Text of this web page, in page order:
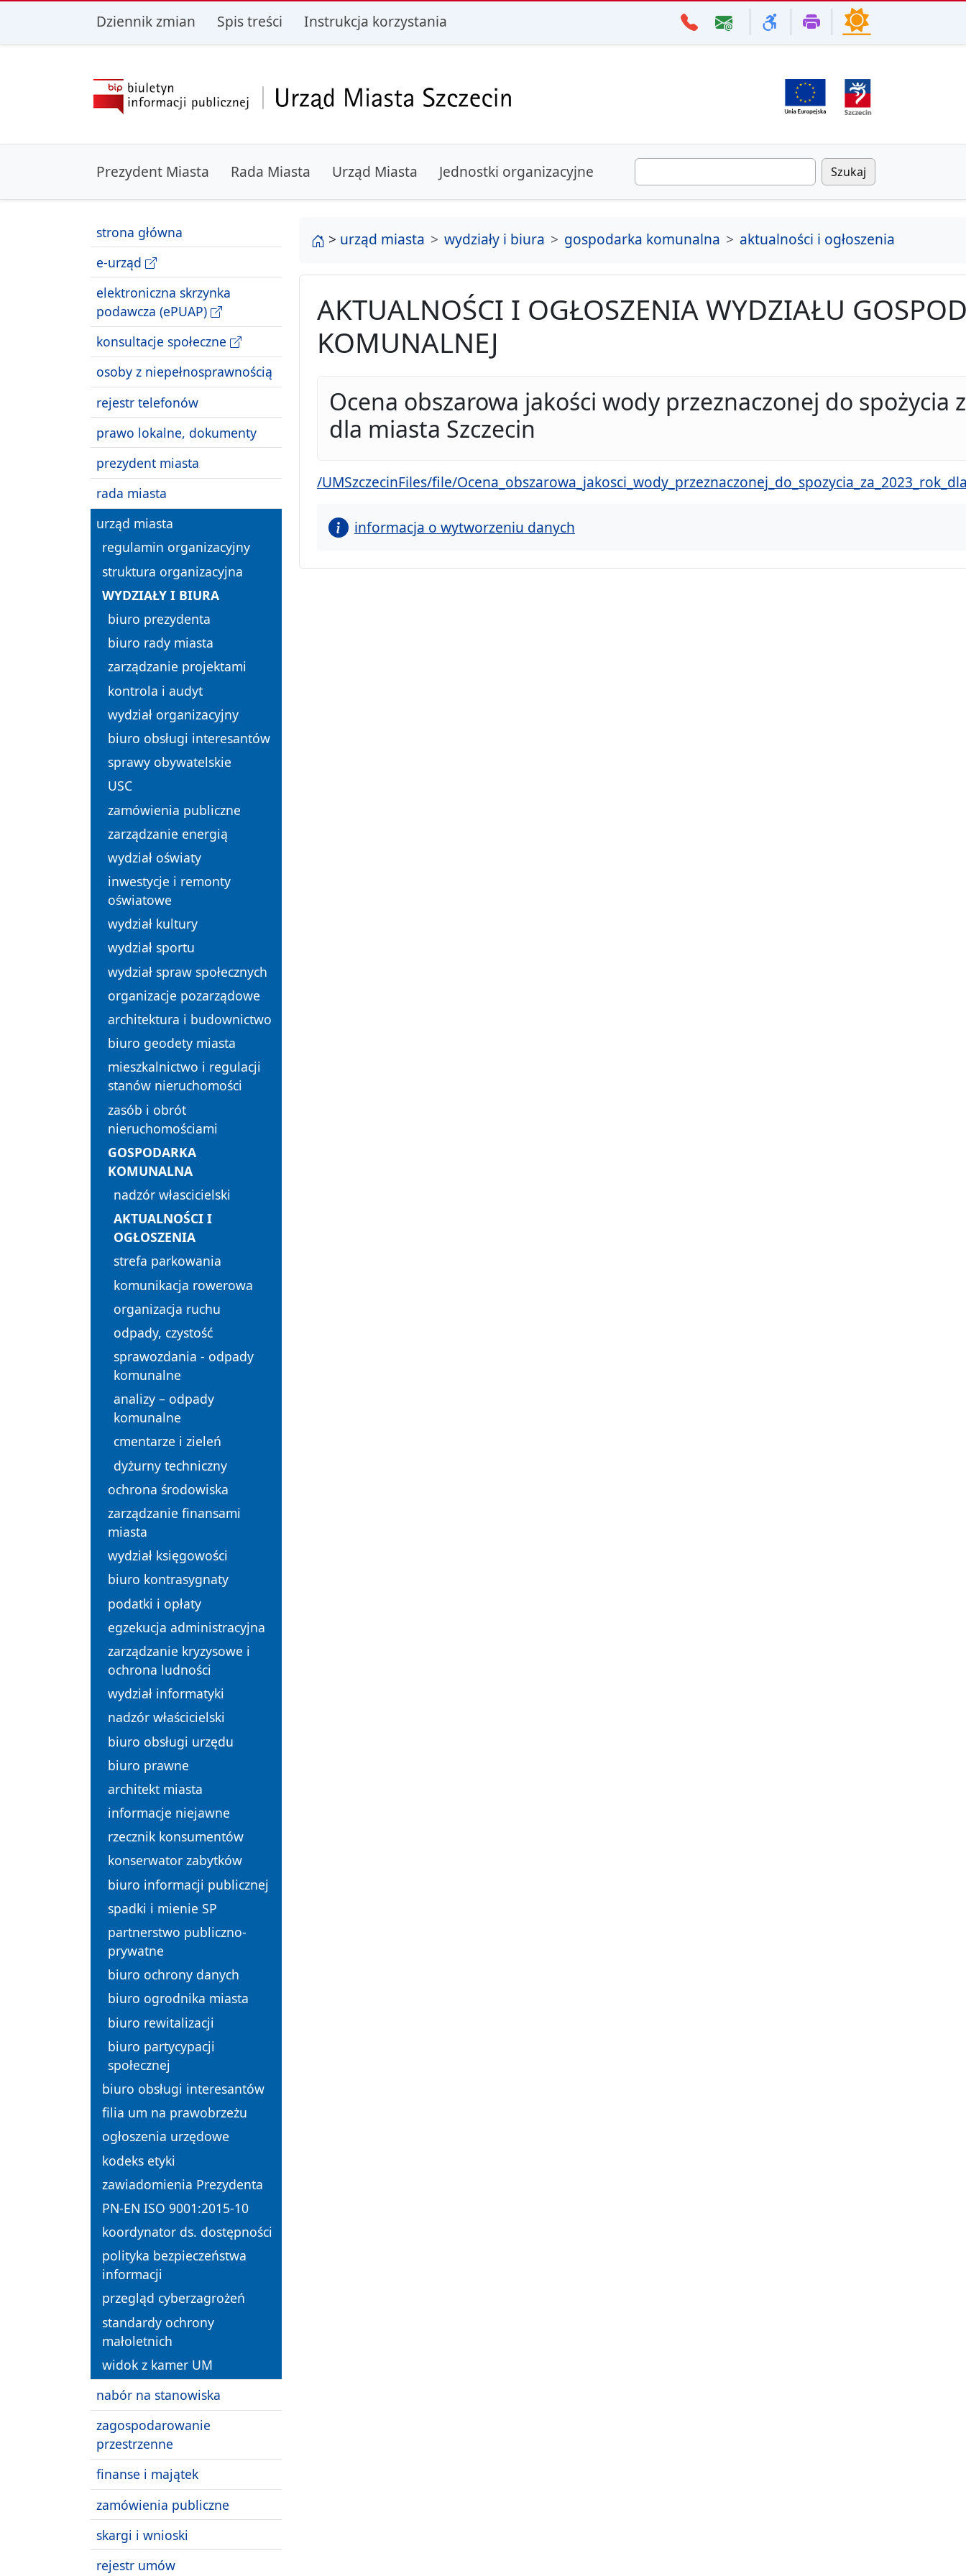
przejdź do głównego menu przejdź do treści
Dziennik zmian Spis treści Instrukcja korzystania
Prezydent Miasta Rada Miasta Urząd Miasta Jednostki organizacyjne Szukaj
strona główna
e-urząd
elektroniczna skrzynka
podawcza (ePUAP)
konsultacje społeczne
osoby z niepełnosprawnością
rejestr telefonów
prawo lokalne, dokumenty
prezydent miasta
rada miasta
urząd miasta
regulamin organizacyjny
struktura organizacyjna
WYDZIAŁY I BIURA
biuro prezydenta
biuro rady miasta
zarządzanie projektami
kontrola i audyt
wydział organizacyjny
biuro obsługi interesantów
sprawy obywatelskie
USC
zamówienia publiczne
zarządzanie energią
wydział oświaty
inwestycje i remonty
oświatowe
wydział kultury
wydział sportu
wydział spraw społecznych
organizacje pozarządowe
architektura i budownictwo
biuro geodety miasta
mieszkalnictwo i regulacji
stanów nieruchomości
zasób i obrót
nieruchomościami
GOSPODARKA
KOMUNALNA
nadzór włascicielski
AKTUALNOŚCI I
OGŁOSZENIA
strefa parkowania
komunikacja rowerowa
organizacja ruchu
odpady, czystość
sprawozdania - odpady
komunalne
analizy – odpady
komunalne
cmentarze i zieleń
dyżurny techniczny
ochrona środowiska
zarządzanie finansami
miasta
wydział księgowości
biuro kontrasygnaty
podatki i opłaty
egzekucja administracyjna
zarządzanie kryzysowe i
ochrona ludności
wydział informatyki
nadzór właścicielski
biuro obsługi urzędu
biuro prawne
architekt miasta
informacje niejawne
rzecznik konsumentów
konserwator zabytków
biuro informacji publicznej
spadki i mienie SP
partnerstwo publiczno-
prywatne
biuro ochrony danych
biuro ogrodnika miasta
biuro rewitalizacji
biuro partycypacji
społecznej
biuro obsługi interesantów
filia um na prawobrzeżu
ogłoszenia urzędowe
kodeks etyki
zawiadomienia Prezydenta
PN-EN ISO 9001:2015-10
koordynator ds. dostępności
polityka bezpieczeństwa
informacji
przegląd cyberzagrożeń
standardy ochrony
małoletnich
widok z kamer UM
nabór na stanowiska
zagospodarowanie
przestrzenne
finanse i majątek
zamówienia publiczne
skargi i wnioski
rejestr umów
strona główna
> urząd miasta wydziały i biura gospodarka komunalna aktualności i ogłoszenia
AKTUALNOŚCI I OGŁOSZENIA WYDZIAŁU
KOMUNALNEJ
Ocena obszarowa jakości wody przeznaczonej do spożycia
dla miasta Szczecin
/UMSzczecinFiles/file/
informacja o wytworzeniu danych